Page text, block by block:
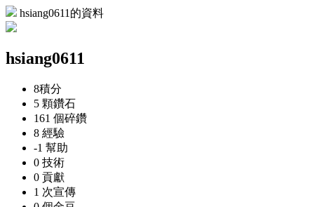
hsiang0611的資料
hsiang0611
8積分
5 顆鑽石
161 個碎鑽
8 經驗
-1 幫助
0 技術
0 貢獻
1 次宣傳